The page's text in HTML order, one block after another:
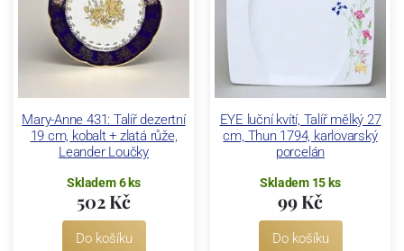
Mary-Anne 431: Talíř dezertní
19 cm, kobalt + zlatá růže,
Leander Loučky
Skladem 6 ks
502 Kč
Do košíku
EYE luční kvítí, Talíř mělký 27
cm, Thun 1794, karlovarský
porcelán
Skladem 15 ks
99 Kč
Do košíku